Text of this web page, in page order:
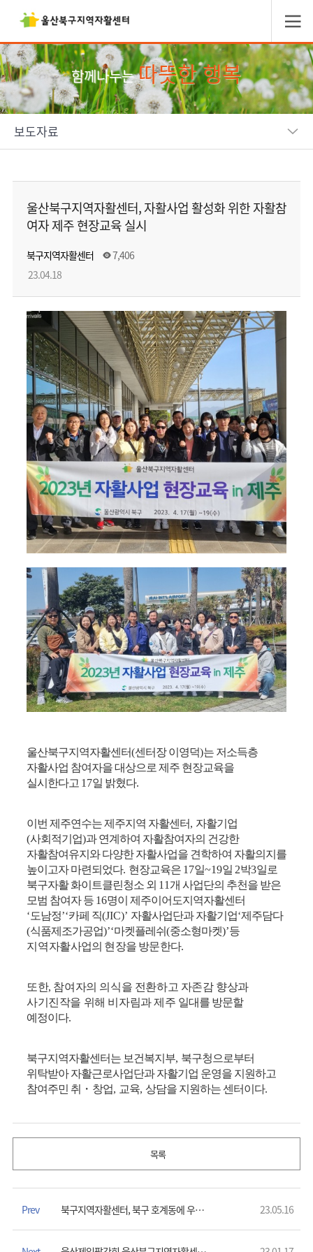
함께나누는따뜻한 행복
보도자료
울산북구지역자활센터, 자활사업 활성화 위한 자활참
여자 제주 현장교육 실시
북구지역자활센터
7,406
23.04.18
울산북구지역자활센터(센터장 이영덕)는 저소득층
자활사업 참여자을 대상으로 제주 현장교육을
실시한다고 17일 밝혔다.
이번 제주연수는 제주지역 자활센터, 자활기업
(사회적기업)과 연계하여 자활참여자의 건강한
자활참여유지와 다양한 자활사업을 견학하여 자활의지를
높이고자 마련되었다. 현장교육은 17일~19일 2박3일로
북구자활 화이트클린청소 외 11 개 사업단의 추천을 받은
모범 참여자 등 16명이 제주이어도지역자활센터
‘ 도남정’‘카페 직(JIC)’ 자활사업단과 자활기업‘제주담다
(식품제조가공업)’‘마켓플레쉬(중소형마켓)’등
지역자활사업의 현장을 방문한다.
또한, 참여자의 의식을 전환하고 자존감 향상과
사기진작을 위해 비자림과 제주 일대를 방문할
예정이다.
북구지역자활센터는 보건복지부, 북구청으로부터
위탁받아 자활근로사업단과 자활기업 운영을 지원하고
참여주민 취 ・ 창업, 교육, 상담을 지원하는 센터이다.
목록
Prev 북구지역자활센터, 북구 호계동에 우리동네 호두과자 개업 23.05.16